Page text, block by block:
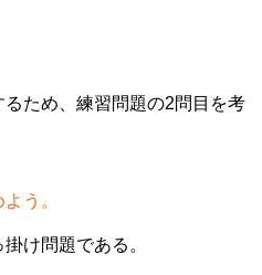
ため、練習問題の2問目を考
う。​​​
け問題である。